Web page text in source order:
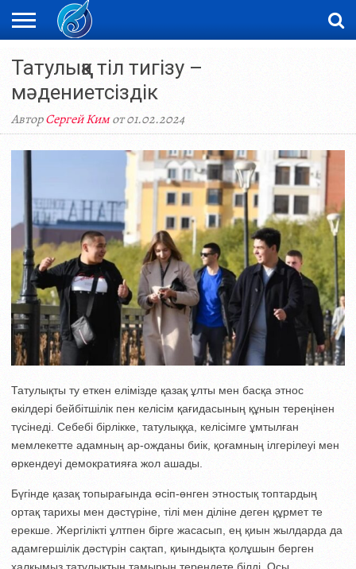
НОВОСТИ
ВИДЕО
ФОТОРЕПОРТАЖИ
ОРКЕН
LIVETV
Татулыққа тіл тигізу –
мәдениетсіздік
АвторСергей Кимот 01.02.2024
Татулықты ту еткен елімізде қазақ ұлты мен басқа этнос
өкілдері бейбітшілік пен келісім қағидасының құнын тереңінен
түсінеді. Себебі бірлікке, татулыққа, келісімге ұмтылған
мемлекетте адамның ар-ожданы биік, қоғамның ілгерілеуі мен
өркендеуі демократияға жол ашады.
Бүгінде қазақ топырағында өсіп-өнген этностық топтардың
ортақ тарихы мен дәстүріне, тілі мен діліне де­ген құрмет те
ерекше. Жергілікті ұлт­пен бірге жасасып, ең қиын жылдар­да да
адамгершілік дәстүрін сақ­тап, қиындықта қолұшын берген